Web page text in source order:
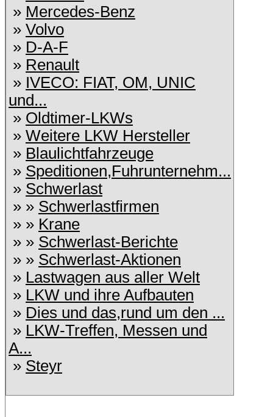
» Mercedes-Benz
» Volvo
» D-A-F
» Renault
» IVECO: FIAT, OM, UNIC
und...
» Oldtimer-LKWs
» Weitere LKW Hersteller
» Blaulichtfahrzeuge
» Speditionen,Fuhrunternehm...
» Schwerlast
» » Schwerlastfirmen
» » Krane
» » Schwerlast-Berichte
» » Schwerlast-Aktionen
» Lastwagen aus aller Welt
» LKW und ihre Aufbauten
» Dies und das,rund um den ...
» LKW-Treffen, Messen und
A...
» Steyr